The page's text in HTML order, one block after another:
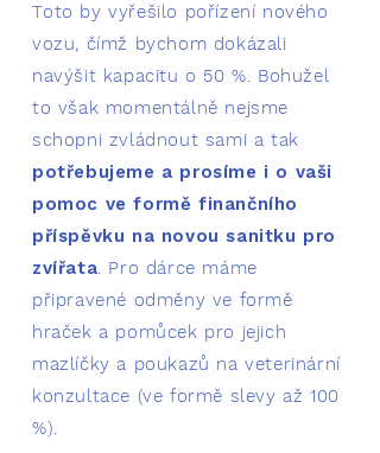
Toto by vyřešilo pořízení nového
vozu, čímž bychom dokázali
navýšit kapacitu o 50 %. Bohužel
to však momentálně nejsme
schopni zvládnout sami a tak
potřebujeme a prosíme i o vaši
pomoc ve formě finančního
příspěvku na novou sanitku pro
zvířata. Pro dárce máme
připravené odměny ve formě
hraček a pomůcek pro jejich
mazlíčky a poukazů na veterinární
konzultace (ve formě slevy až 100
%).